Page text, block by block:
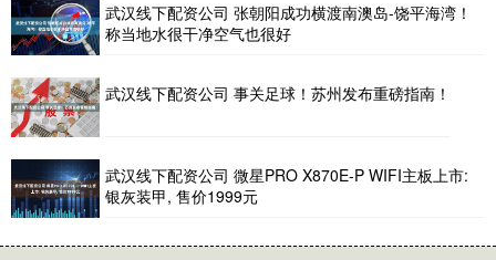
武汉线下配资公司 张朝阳成功横渡南澳岛-饶平海湾！
称当地水很干净空气也很好
武汉线下配资公司 事关足球！苏州发布重磅指南！
武汉线下配资公司 微星PRO X870E-P WIFI主板上市:
银灰装甲, 售价1999元